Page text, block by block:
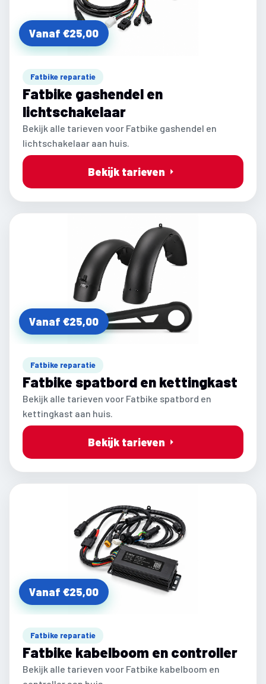
Vanaf €25,00
Fatbike reparatie
Fatbike gashendel en
lichtschakelaar
Bekijk alle tarieven voor Fatbike gashendel en
lichtschakelaar aan huis.
Bekijk tarieven
Vanaf €25,00
Fatbike reparatie
Fatbike spatbord en kettingkast
Bekijk alle tarieven voor Fatbike spatbord en
kettingkast aan huis.
Bekijk tarieven
Vanaf €25,00
Fatbike reparatie
Fatbike kabelboom en controller
Bekijk alle tarieven voor Fatbike kabelboom en